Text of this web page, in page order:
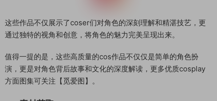
这些作品不仅展示了coser们对角色的深刻理解和精湛技艺，更
通过独特的视角和创意，将角色的魅力完美呈现出来。
值得一提的是，这些高质量的cos作品不仅仅是简单的角色扮
演，更是对角色背后故事和文化的深度解读，更多优质cosplay
方面图集可关注【觅爱图】。